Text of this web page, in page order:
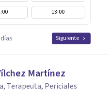
13:00
Siguiente
Martínez
Terapeuta, Periciales